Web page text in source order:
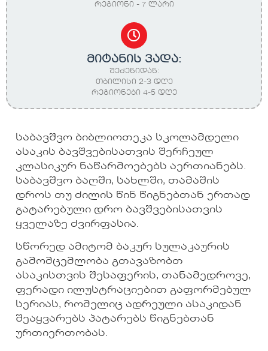
რეგიონი - 7 ლარი
მიტანის ვადა:
შეძენიდან:
თბილისი 2-3 დღე
რეგიონები 4-5 დღე
საბავშვო ბიბლიოთეკა სკოლამდელი
ასაკის ბავშვებისათვის შერჩეულ
კლასიკურ ნაწარმოებებს აერთიანებს.
საბავშვო ბაღში, სახლში, თამაშის
დროს თუ ძილის წინ წიგნებთან ერთად
გატარებული დრო ბავშვებისათვის
ყველაზე ძვირფასია.
სწორედ ამიტომ ბაკურ სულაკაურის
გამომცემლობა გთავაზობთ
ასაკისთვის შესაფერის, თანამედროვე,
ფერადი ილუსტრაციებით გაფორმებულ
სერიას, რომელიც ადრეული ასაკიდან
შეაყვარებს პატარებს წიგნებთან
ურთიერთობას.